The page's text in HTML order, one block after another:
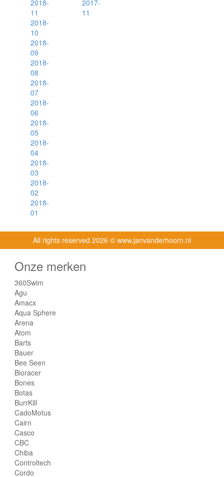
2018-
11
2018-
10
2018-
09
2018-
08
2018-
07
2018-
06
2018-
05
2018-
04
2018-
03
2018-
02
2018-
01
2017-
11
All rights reserved 2026 © www.janvanderhoorn.nl
Onze merken
360Swim
Agu
Amacx
Aqua Sphere
Arena
Atom
Barts
Bauer
Bee Seen
Bioracer
Bones
Botas
BurrKill
CadoMotus
Cairn
Casco
CBC
Chiba
Controltech
Cordo